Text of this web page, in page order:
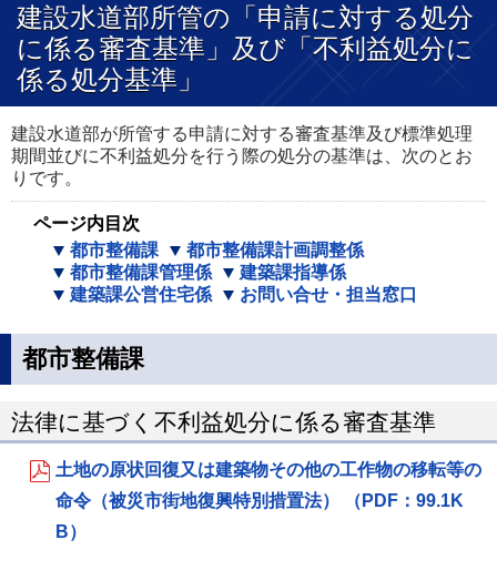
建設水道部所管の「申請に対する処分
に係る審査基準」及び「不利益処分に
係る処分基準」
建設水道部が所管する申請に対する審査基準及び標準処理
期間並びに不利益処分を行う際の処分の基準は、次のとお
りです。
ページ内目次
都市整備課
都市整備課計画調整係
都市整備課管理係
建築課指導係
建築課公営住宅係
お問い合せ・担当窓口
都市整備課
法律に基づく不利益処分に係る審査基準
土地の原状回復又は建築物その他の工作物の移転等の
命令（被災市街地復興特別措置法） （PDF：99.1K
B）